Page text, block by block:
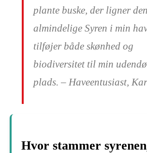
plante buske, der ligner den
almindelige Syren i min
tilføjer både skønhed og
biodiversitet til min
plads. – Haveentusiast,
Hvor stammer